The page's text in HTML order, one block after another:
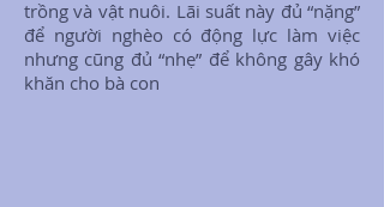
trồng và vật nuôi. Lãi suất này đủ “nặng”
để người nghèo có động lực làm việc
nhưng cũng đủ “nhẹ” để không gây khó
khăn cho bà con